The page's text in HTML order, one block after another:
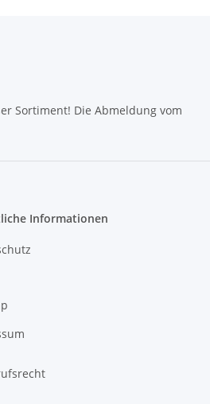
Sortiment! Die Abmeldung vom
Informationen